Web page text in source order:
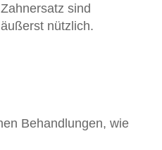
sind
nützlich.
Behandlungen, wie